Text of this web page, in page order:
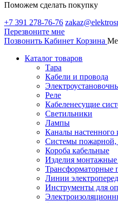
Поможем сделать покупку
+7 391 278-76-76
Перезвоните мне
Позвонить Кабинет Корзина
Каталог товаров
Тара
Кабели и провода
Реле
Кабеленесущие
Светильники
Лампы
Каналы настенного
Системы пожарной,
Короба кабельные
Изделия
Трансформаторные
Линии
Инструменты для